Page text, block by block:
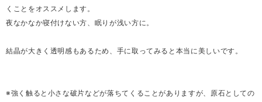
くことをオススメします。
夜なかなか寝付けない方、眠りが浅い方に。
結晶が大きく透明感もあるため、手に取ってみると本当に美しいです。
※強く触ると小さな破片などが落ちてくることがありますが、原石としての